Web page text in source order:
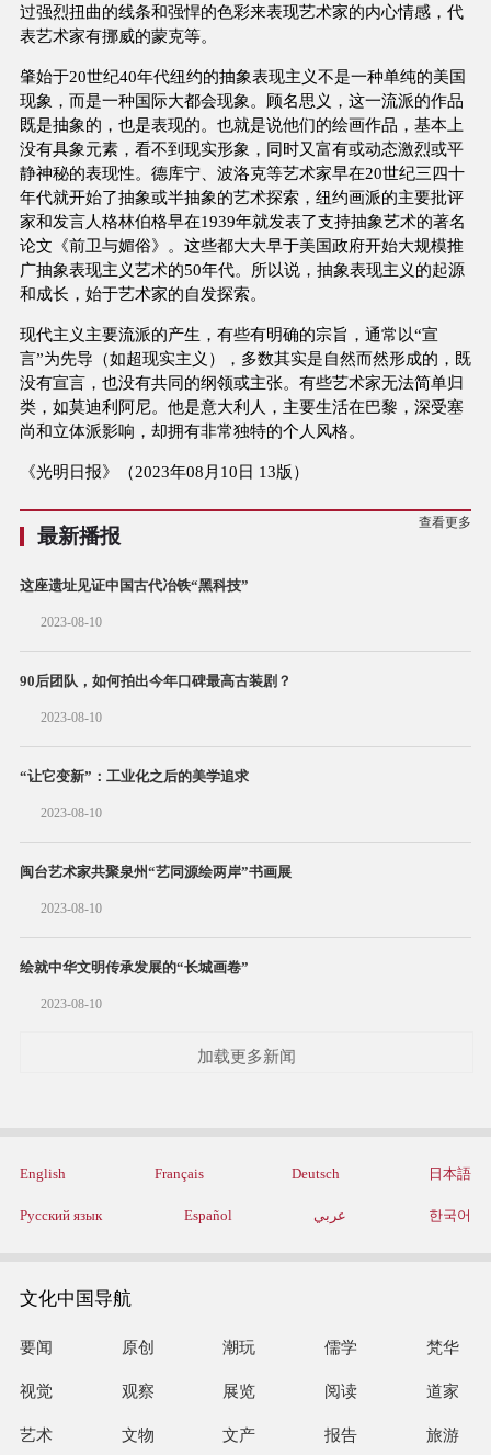
过强烈扭曲的线条和强悍的色彩来表现艺术家的内心情感，代
表艺术家有挪威的蒙克等。
肇始于20世纪40年代纽约的抽象表现主义不是一种单纯的美国
现象，而是一种国际大都会现象。顾名思义，这一流派的作品
既是抽象的，也是表现的。也就是说他们的绘画作品，基本上
没有具象元素，看不到现实形象，同时又富有或动态激烈或平
静神秘的表现性。德库宁、波洛克等艺术家早在20世纪三四十
年代就开始了抽象或半抽象的艺术探索，纽约画派的主要批评
家和发言人格林伯格早在1939年就发表了支持抽象艺术的著名
论文《前卫与媚俗》。这些都大大早于美国政府开始大规模推
广抽象表现主义艺术的50年代。所以说，抽象表现主义的起源
和成长，始于艺术家的自发探索。
现代主义主要流派的产生，有些有明确的宗旨，通常以“宣
言”为先导（如超现实主义），多数其实是自然而然形成的，既
没有宣言，也没有共同的纲领或主张。有些艺术家无法简单归
类，如莫迪利阿尼。他是意大利人，主要生活在巴黎，深受塞
尚和立体派影响，却拥有非常独特的个人风格。
《光明日报》（2023年08月10日 13版）
最新播报
查看更多
这座遗址见证中国古代冶铁“黑科技”
2023-08-10
90后团队，如何拍出今年口碑最高古装剧？
2023-08-10
“让它变新”：工业化之后的美学追求
2023-08-10
闽台艺术家共聚泉州“艺同源绘两岸”书画展
2023-08-10
绘就中华文明传承发展的“长城画卷”
2023-08-10
加载更多新闻
English Français Deutsch 日本語
Русский язык Español عربي 한국어
文化中国导航
要闻 原创 潮玩 儒学 梵华
视觉 观察 展览 阅读 道家
艺术 文物 文产 报告 旅游